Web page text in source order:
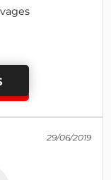
29/06/2019